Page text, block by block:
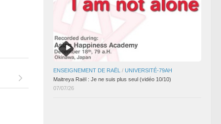
ENSEIGNEMENT DE RAËL / UNIVERSITÉ-79AH
Maitreya Raël : Je ne suis plus seul (vidéo 10/10)
07/07/26